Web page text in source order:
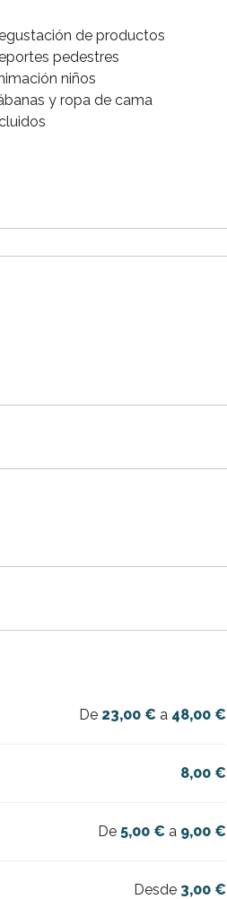
de productos
pedestres
niños
y ropa de cama
De 23,00 € a 48,00 €
8,00 €
De 5,00 € a 9,00 €
Desde 3,00 €